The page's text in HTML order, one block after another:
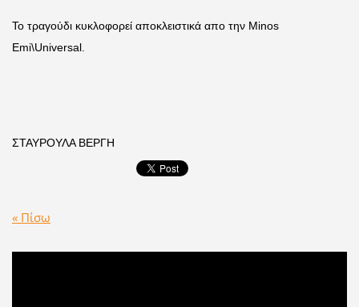
Το τραγούδι κυκλοφορεί αποκλειστικά απο την Minos
Emi\Universal.
ΣΤΑΥΡΟΥΛΑ ΒΕΡΓΗ
« Πίσω